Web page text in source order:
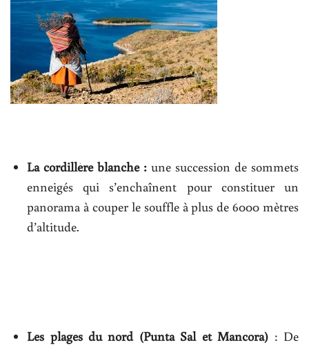
La cordillère blanche : une succession de sommets
enneigés qui s’enchaînent pour constituer un
panorama à couper le souffle à plus de 6000 mètres
d’altitude.
Les plages du nord (Punta Sal et Mancora) : De